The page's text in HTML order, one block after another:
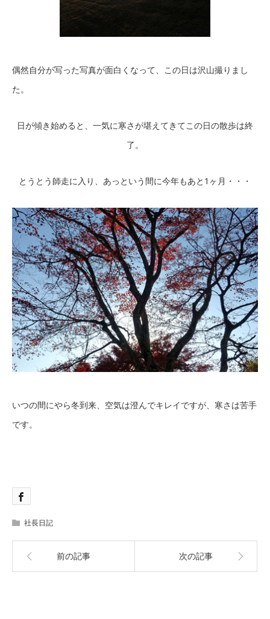
偶然自分が写った写真が面白くなって、この日は沢山撮りまし
た。
日が傾き始めると、一気に寒さが堪えてきてこの日の散歩は終
了。
とうとう師走に入り、あっという間に今年もあと1ヶ月・・・
いつの間にやら冬到来、空気は澄んでキレイですが、寒さは苦手
です。
社長日記
前の記事 次の記事